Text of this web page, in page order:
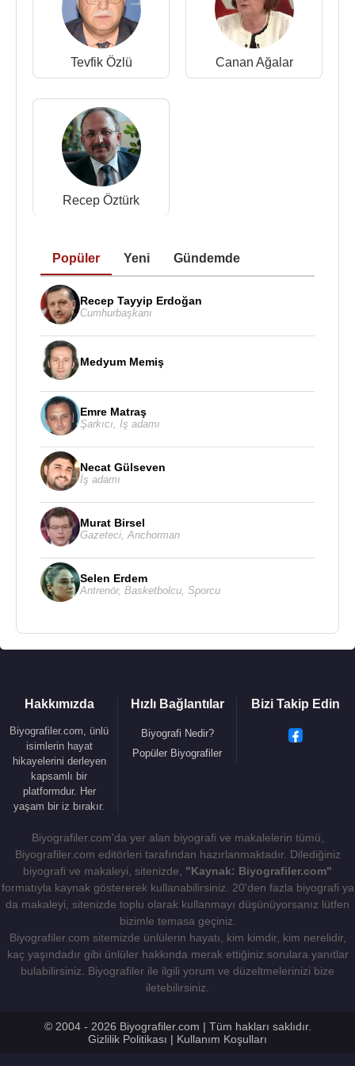
Üye Olduğu kuruluşlar
2014 - Turkish Intensive Care Society Başkanı
(Türk Yoğun Bakım Derneği Başkanı)
Avrupa Yoğun Bakım Derneğinin konsül üyesidir.
Kaynak:Biyografiler.com
Tevfik Özlü Canan Ağalar
Recep Öztürk
Popüler Yeni Gündemde
Recep Tayyip Erdoğan
Cumhurbaşkanı
Medyum Memiş
Emre Matraş
Şarkıcı İş adamı
Necat Gülseven
İş adamı
Murat Birsel
Gazeteci Anchorman
Selen Erdem
Antrenör, Basketbolcu Sporcu
Hakkımızda
Biyografiler.com, ünlü
isimlerin hayat
hikayelerini derleyen
kapsamlı bir
platformdur. Her
yaşam bir iz bırakır.
Hızlı Bağlantılar
Biyografi Nedir?
Popüler Biyografiler
Bizi Takip Edin
Biyografiler.com'da yer alan biyografi ve makalelerin tümü,
Biyografiler.com editörleri tarafından hazırlanmaktadır. Dilediğiniz
biyografi ve makaleyi, sitenizde, "Kaynak: Biyografiler.com"
formatıyla kaynak göstererek kullanabilirsiniz. 20'den fazla biyografi ya
da makaleyi, sitenizde toplu olarak kullanmayı düşünüyorsanız lütfen
bizimle temasa geçiniz.
Biyografiler.com sitemizde ünlülerin hayatı, kim kimdir, kim nerelidir,
kaç yaşındadır gibi ünlüler hakkında merak ettiğiniz sorulara yanıtlar
bulabilirsiniz. Biyografiler ile ilgili yorum ve düzeltmelerinizi bize
iletebilirsiniz.
© 2004 - 2026 Biyografiler.com | Tüm hakları saklıdır.
Gizlilik Politikası | Kullanım Koşulları